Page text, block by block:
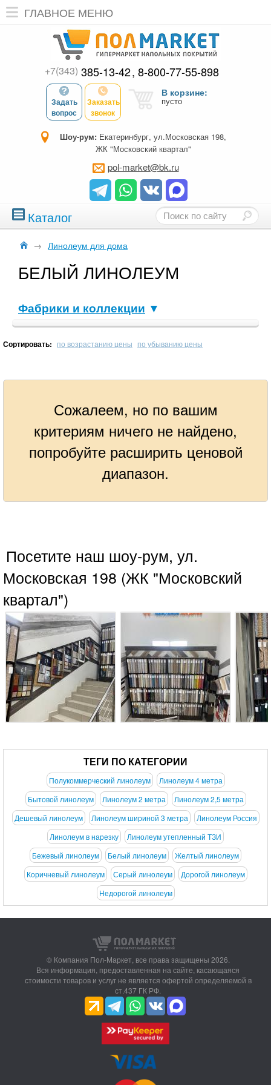
ГЛАВНОЕ МЕНЮ
+7(343) 385-13-42 8-800-77-55-898
Задать
вопрос
Заказать
звонок
В корзине:
пусто
Шоу-рум: Екатеринбург, ул.Московская 198,
ЖК "Московский квартал"
pol-market@bk.ru
Каталог
→ Линолеум для дома
БЕЛЫЙ ЛИНОЛЕУМ
Фабрики и коллекции ▼
Сортировать: по возрастанию цены по убыванию цены
Сожалеем, но по вашим
критериям ничего не найдено,
попробуйте расширить ценовой
диапазон.
Посетите наш шоу-рум, ул.
Московская 198 (ЖК "Московский
квартал")
ТЕГИ ПО КАТЕГОРИИ
Полукоммерческий линолеум
Линолеум 4 метра
Бытовой линолеум
Линолеум 2 метра
Линолеум 2,5 метра
Дешевый линолеум
Линолеум шириной 3 метра
Линолеум Россия
Линолеум в нарезку
Линолеум утепленный ТЗИ
Бежевый линолеум
Белый линолеум
Желтый линолеум
Коричневый линолеум
Серый линолеум
Дорогой линолеум
Недорогой линолеум
© Компания Пол-Маркет, все права защищены 2026.
Вся информация, предоставленная на сайте, касающаяся
стоимости товаров и услуг не является офертой определяемой в
ст.437 ГК РФ.